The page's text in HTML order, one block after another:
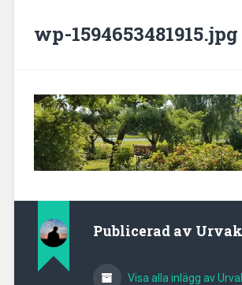
wp-1594653481915.jpg
Publicerad av
Visa alla inlägg av